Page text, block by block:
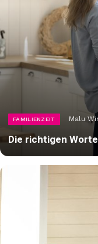
FAMILIENZEIT Malu
Die richtigen